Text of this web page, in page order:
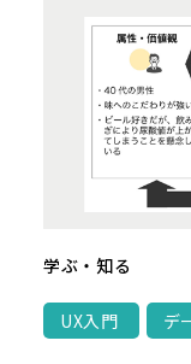
学ぶ・知る
UX入門 デ